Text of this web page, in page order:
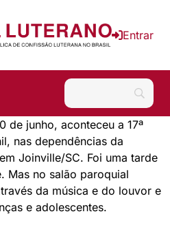
Entrar
de junho, aconteceu a 17ª
nas dependências da
Joinville/SC. Foi uma tarde
Mas no salão paroquial
da música e do louvor e
e adolescentes.